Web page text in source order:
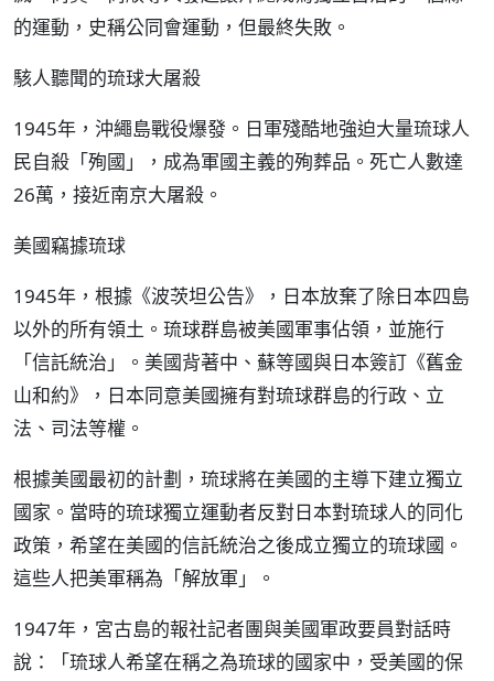
的運動，史稱公同會運動，但最終失敗。
駭人聽聞的琉球大屠殺
1945年，沖繩島戰役爆發。日軍殘酷地強迫大量琉球人
民自殺「殉國」，成為軍國主義的殉葬品。死亡人數達
26萬，接近南京大屠殺。
美國竊據琉球
1945年，根據《波茨坦公告》，日本放棄了除日本四島
以外的所有領土。琉球群島被美國軍事佔領，並施行
「信託統治」。美國背著中、蘇等國與日本簽訂《舊金
山和約》，日本同意美國擁有對琉球群島的行政、立
法、司法等權。
根據美國最初的計劃，琉球將在美國的主導下建立獨立
國家。當時的琉球獨立運動者反對日本對琉球人的同化
政策，希望在美國的信託統治之後成立獨立的琉球國。
這些人把美軍稱為「解放軍」。
1947年，宮古島的報社記者團與美國軍政要員對話時
說：「琉球人希望在稱之為琉球的國家中，受美國的保